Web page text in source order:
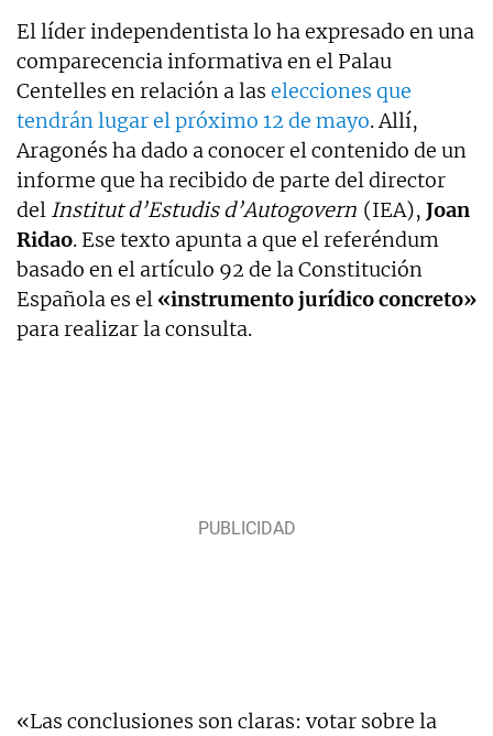
El líder independentista lo ha expresado en una
comparecencia informativa en el Palau
Centelles en relación a las elecciones que
tendrán lugar el próximo 12 de mayo. Allí,
Aragonés ha dado a conocer el contenido de un
informe que ha recibido de parte del director
del Institut d’Estudis d’Autogovern (IEA), Joan
Ridao. Ese texto apunta a que el referéndum
basado en el artículo 92 de la Constitución
Española es el «instrumento jurídico concreto»
para realizar la consulta.
«Las conclusiones son claras: votar sobre la